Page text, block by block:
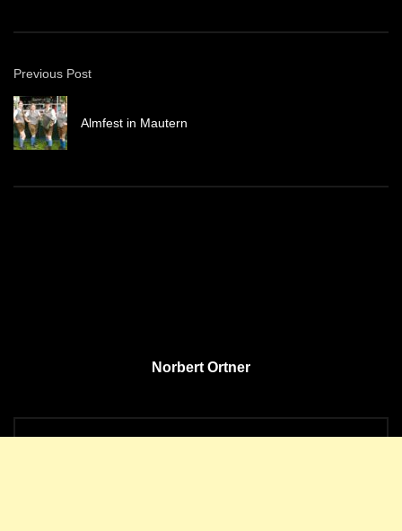
Previous Post
Almfest in Mautern
Norbert Ortner